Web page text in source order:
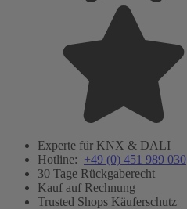
Experte für KNX & DALI
Hotline: +49 (0) 451 989 030
30 Tage Rückgaberecht
Kauf auf Rechnung
Trusted Shops Käuferschutz